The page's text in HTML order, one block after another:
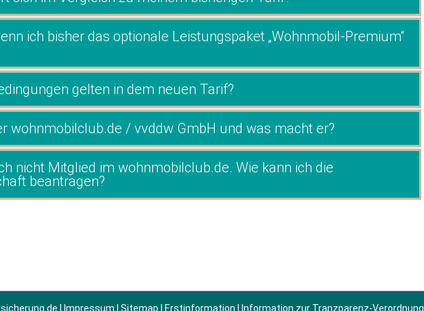
ich bisher das optionale Leistungspaket „Wohnmobil-Premium“
gelten in dem neuen Tarif?
wohnmobilclub.de / vvddw GmbH und was macht er?
nicht Mitglied im wohnmobilclub.de. Wie kann ich die
beantragen?
Impressum Sitemap Erstinformation Information zur Tranzparenz-Verordnung